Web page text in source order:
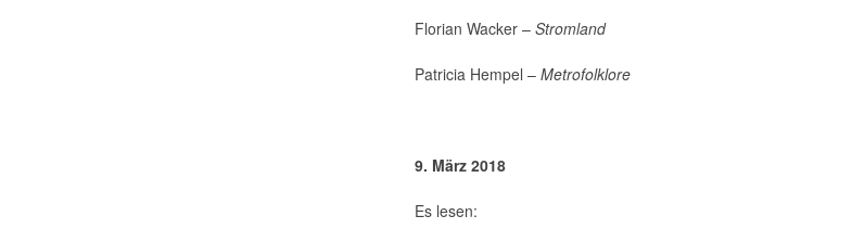
Florian Wacker – Stromland
Patricia Hempel – Metrofolklore
9. März 2018
Es lesen: